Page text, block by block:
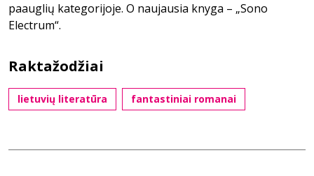
paauglių kategorijoje. O naujausia knyga – „Sono
Electrum“.
Raktažodžiai
lietuvių literatūra fantastiniai romanai